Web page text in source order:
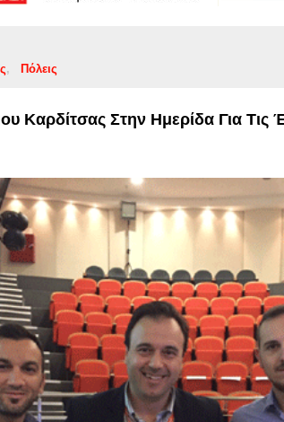
Πόλεις
Καρδίτσας Στην Ημερίδα Για Τις